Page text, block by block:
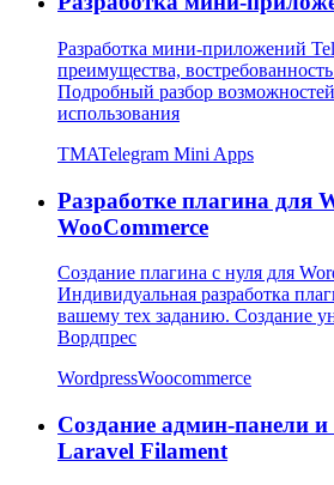
Разработка мини-приложений
преимущества,
Подробный разбор
использования
TMATelegram Mini Apps
Разработке плагина для
WooCommerce
Создание плагина с нуля для
Индивидуальная разработка
вашему тех заданию. Создание
Вордпрес
WordpressWoocommerce
Создание админ-панели
Laravel Filament